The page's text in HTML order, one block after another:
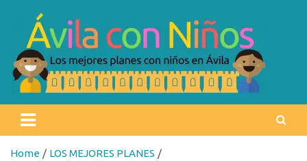
content
Ávila con niños
Home
LOS MEJORES PLANES